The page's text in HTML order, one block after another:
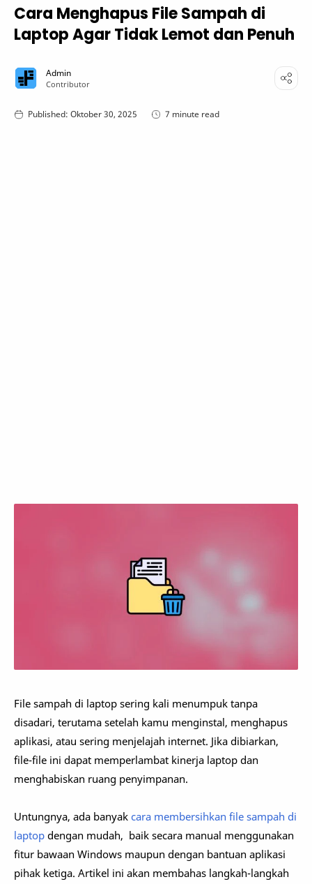
Cara Menghapus File Sampah di
Laptop Agar Tidak Lemot dan Penuh
7 minute read
File sampah di laptop sering kali menumpuk tanpa
disadari, terutama setelah kamu menginstal, menghapus
aplikasi, atau sering menjelajah internet. Jika dibiarkan,
file-file ini dapat memperlambat kinerja laptop dan
menghabiskan ruang penyimpanan.
Untungnya, ada banyak cara membersihkan file sampah di
laptop dengan mudah, baik secara manual menggunakan
fitur bawaan Windows maupun dengan bantuan aplikasi
pihak ketiga. Artikel ini akan membahas langkah-langkah